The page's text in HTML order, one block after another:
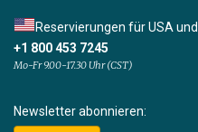
Reservierungen für USA
+1 800 453 7245
Mo-Fr 9.00-17.30 Uhr (CST)
Newsletter abonnieren: